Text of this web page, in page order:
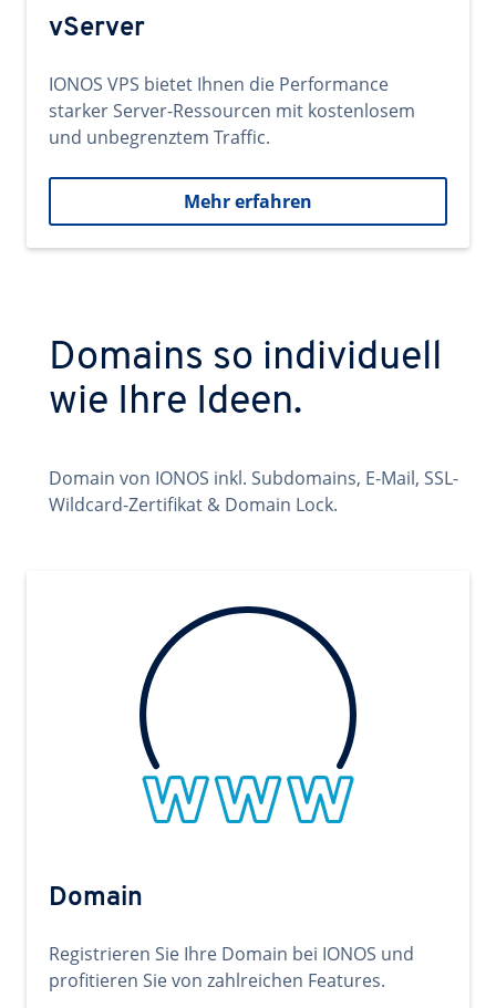
vServer
IONOS VPS bietet Ihnen die Performance
starker Server-Ressourcen mit kostenlosem
und unbegrenztem Traffic.
Mehr erfahren
Domains so individuell
wie Ihre Ideen.
Domain von IONOS inkl. Subdomains, E-Mail, SSL-
Wildcard-Zertifikat & Domain Lock.
Domain
Registrieren Sie Ihre Domain bei IONOS und
profitieren Sie von zahlreichen Features.